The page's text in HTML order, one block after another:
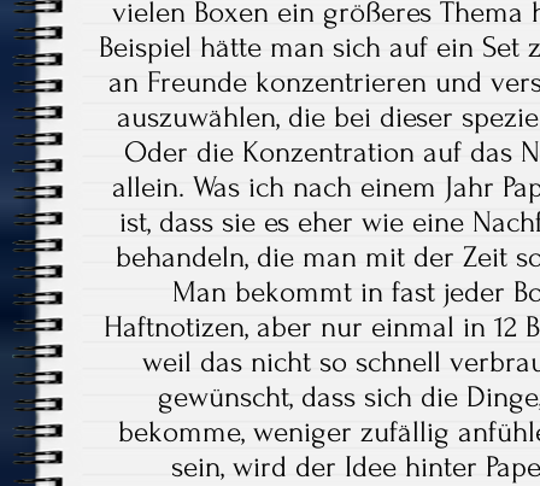
vielen Boxen ein größeres Thema
Beispiel hätte man sich auf ein Set
an Freunde konzentrieren und
auszuwählen, die bei dieser
Oder die Konzentration auf das
allein. Was ich nach einem Jahr
ist, dass sie es eher wie eine
behandeln, die man mit der Zeit
Man bekommt in fast jeder
Haftnotizen, aber nur einmal in 12
weil das nicht so schnell
gewünscht, dass sich die
bekomme, weniger zufällig
sein, wird der Idee hinter